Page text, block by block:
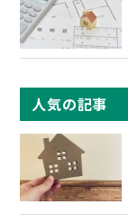
人気の記事